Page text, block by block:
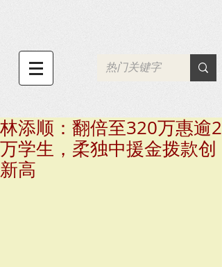
林添顺：翻倍至320万惠逾2
万学生，柔独中援金拨款创
新高